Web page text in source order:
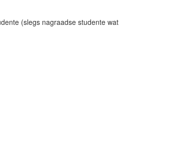
(slegs nagraadse studente wat